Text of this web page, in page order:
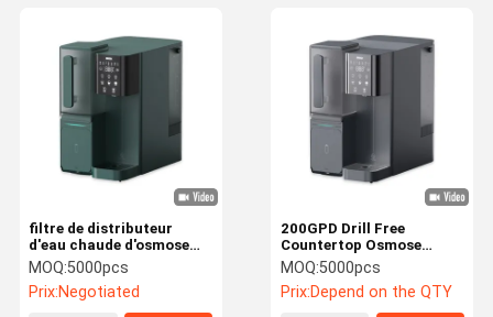
200GPD Drill Free
Countertop Osmose
inverse Distributeur d'eau
Ro System Distributeur
d'eau 60HZ
MOQ:5000pcs
Prix:Depend on the QTY
filtre de distributeur
d'eau chaude d'osmose
d'inversion de 4000L
0.4L/MIN Osmosis Water
Machine 20L/H
MOQ:5000pcs
Prix:Negotiated